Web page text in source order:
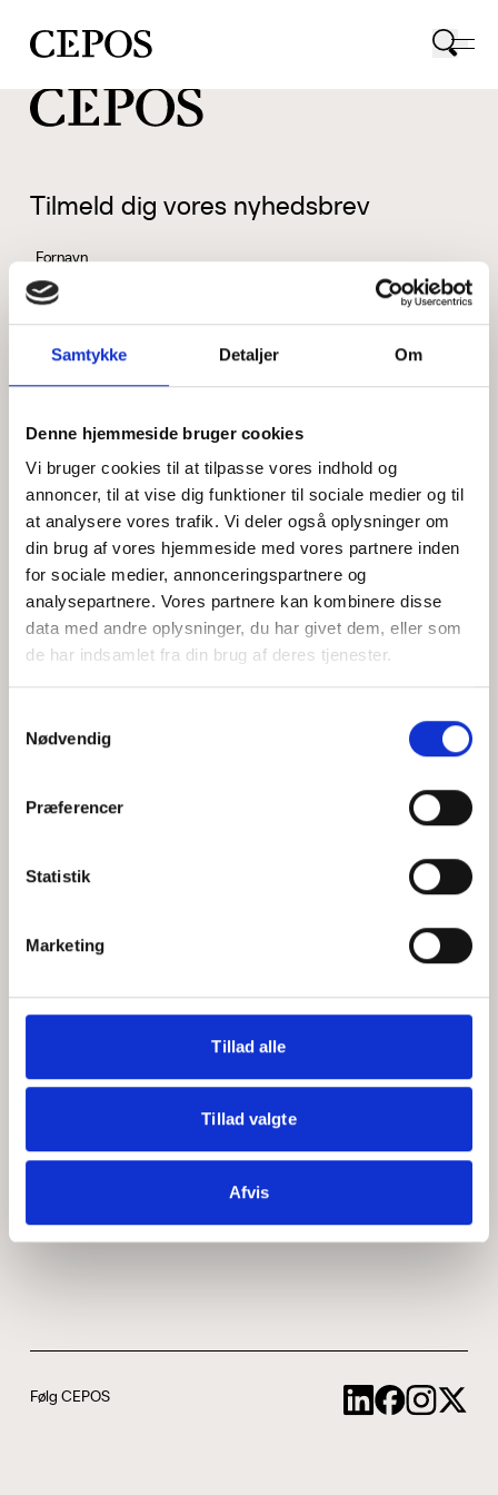
Samtykke Detaljer Om
Denne hjemmeside bruger cookies
Vi bruger cookies til at tilpasse vores indhold og
annoncer, til at vise dig funktioner til sociale medier og til
at analysere vores trafik. Vi deler også oplysninger om
din brug af vores hjemmeside med vores partnere inden
for sociale medier, annonceringspartnere og
analysepartnere. Vores partnere kan kombinere disse
data med andre oplysninger, du har givet dem, eller som
de har indsamlet fra din brug af deres tjenester.
Nødvendig
Præferencer
Statistik
Marketing
Tillad alle
Tillad valgte
Afvis
CEPOS logo
Tilmeld dig vores nyhedsbrev
Fornavn
Efternavn
Jeg accepterer behandlingen af mine personoplysninger i
henhold tilprivatlivspolitikken
Hvem er CEPOS
Medarbejdere
ABCepos
Podcast
Følg CEPOS